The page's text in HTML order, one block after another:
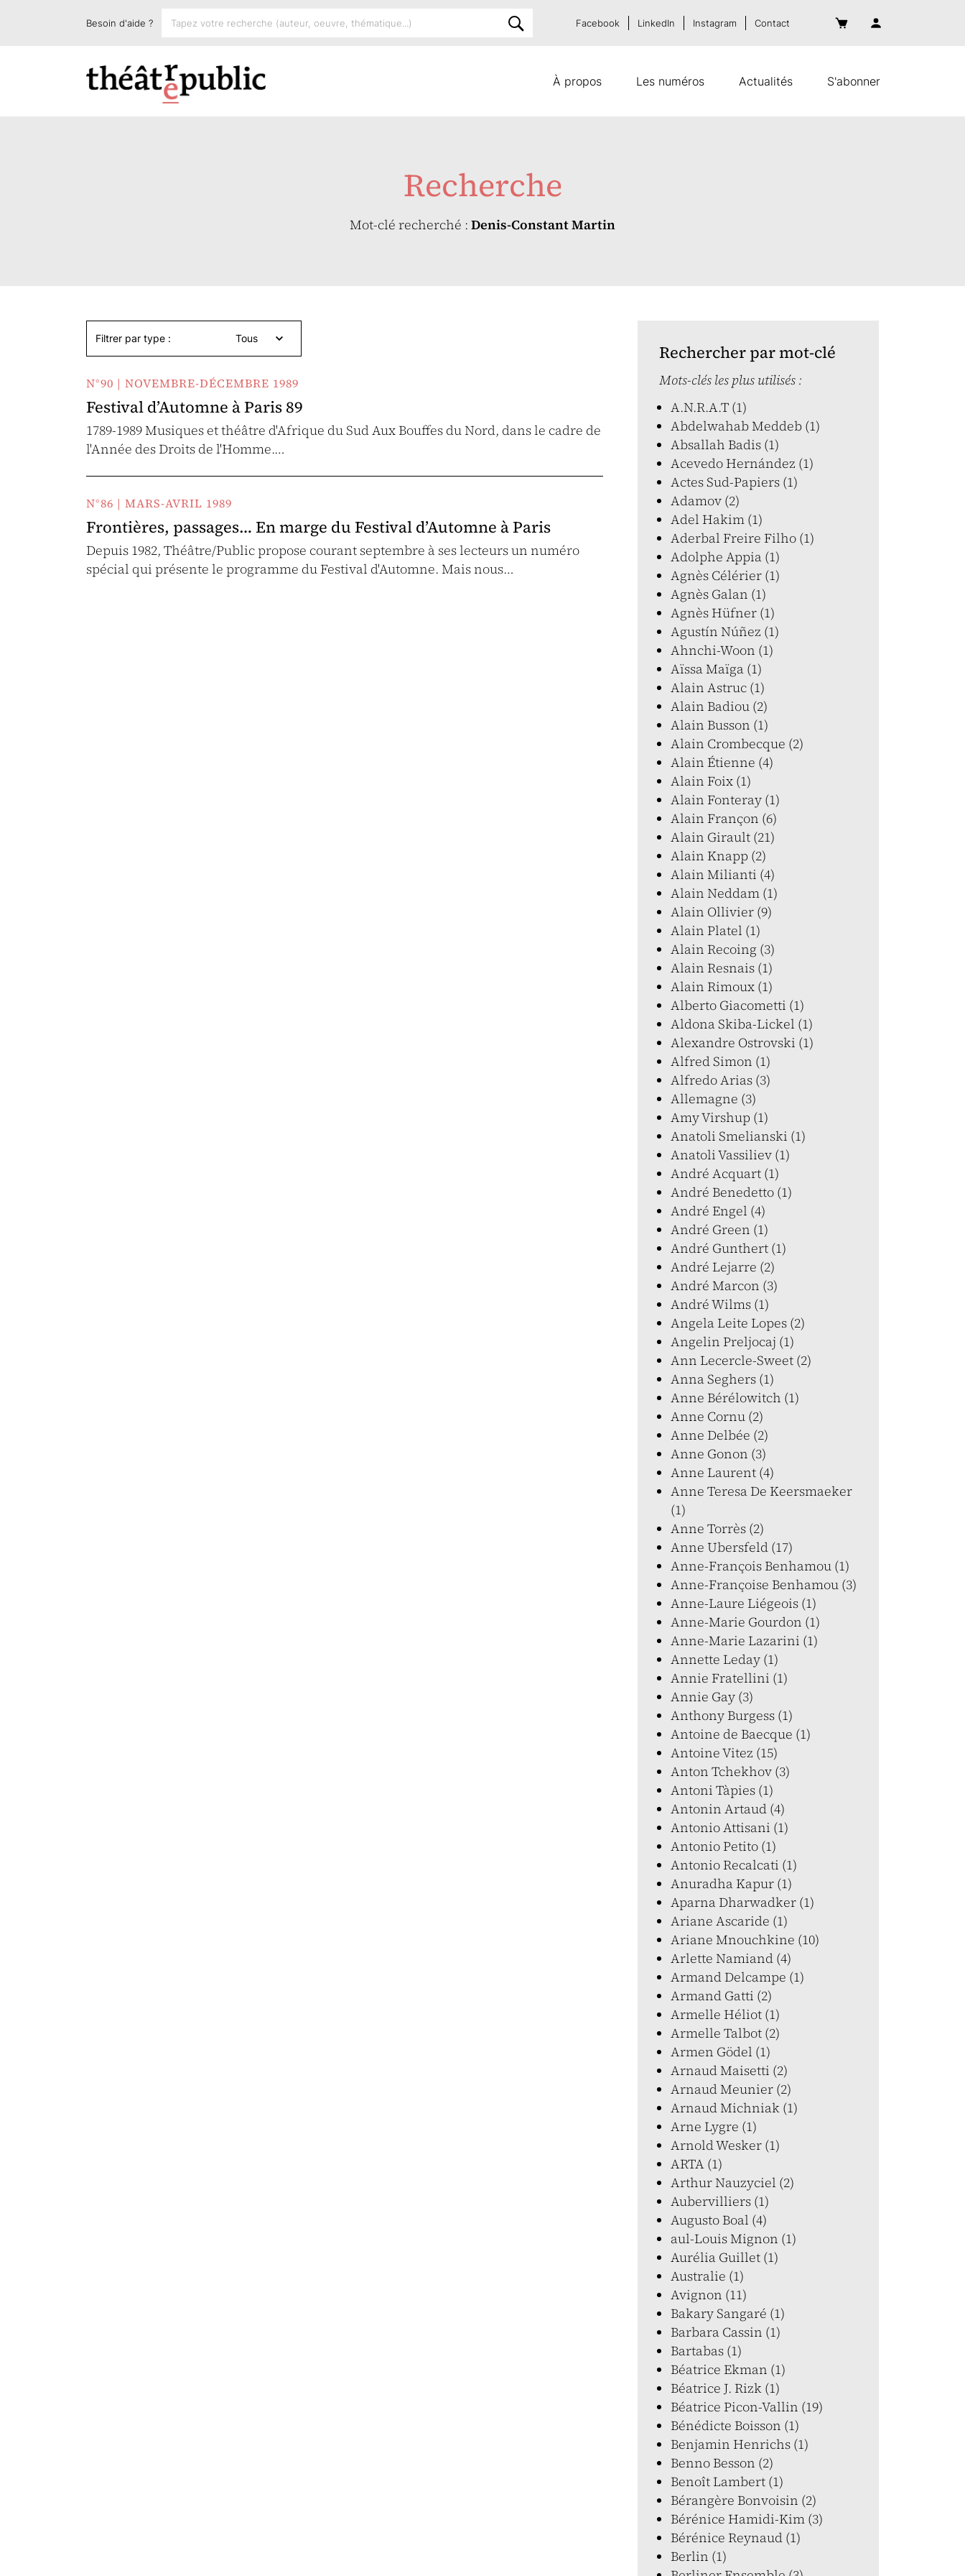
À propos Les numéros Actualités S'abonner
Besoin d'aide ? Facebook LinkedIn Instagram Contact
Recherche
Mot-clé recherché : Denis-Constant Martin
Filtrer par type : Tous
N°90 | NOVEMBRE-DÉCEMBRE 1989
Festival d’Automne à Paris 89
1789-1989 Musiques et théâtre d'Afrique du Sud Aux Bouffes du Nord, dans le cadre de
l'Année des Droits de l'Homme.…
N°86 | MARS-AVRIL 1989
Frontières, passages… En marge du Festival d’Automne à Paris
Depuis 1982, Théâtre/Public propose courant septembre à ses lecteurs un numéro
spécial qui présente le programme du Festival d'Automne. Mais nous…
Rechercher par mot-clé
Mots-clés les plus utilisés :
A.N.R.A.T (1)
Abdelwahab Meddeb (1)
Absallah Badis (1)
Acevedo Hernández (1)
Actes Sud-Papiers (1)
Adamov (2)
Adel Hakim (1)
Aderbal Freire Filho (1)
Adolphe Appia (1)
Agnès Célérier (1)
Agnès Galan (1)
Agnès Hüfner (1)
Agustín Núñez (1)
Ahnchi-Woon (1)
Aïssa Maïga (1)
Alain Astruc (1)
Alain Badiou (2)
Alain Busson (1)
Alain Crombecque (2)
Alain Étienne (4)
Alain Foix (1)
Alain Fonteray (1)
Alain Françon (6)
Alain Girault (21)
Alain Knapp (2)
Alain Milianti (4)
Alain Neddam (1)
Alain Ollivier (9)
Alain Platel (1)
Alain Recoing (3)
Alain Resnais (1)
Alain Rimoux (1)
Alberto Giacometti (1)
Aldona Skiba-Lickel (1)
Alexandre Ostrovski (1)
Alfred Simon (1)
Alfredo Arias (3)
Allemagne (3)
Amy Virshup (1)
Anatoli Smelianski (1)
Anatoli Vassiliev (1)
André Acquart (1)
André Benedetto (1)
André Engel (4)
André Green (1)
André Gunthert (1)
André Lejarre (2)
André Marcon (3)
André Wilms (1)
Angela Leite Lopes (2)
Angelin Preljocaj (1)
Ann Lecercle-Sweet (2)
Anna Seghers (1)
Anne Bérélowitch (1)
Anne Cornu (2)
Anne Delbée (2)
Anne Gonon (3)
Anne Laurent (4)
Anne Teresa De Keersmaeker
(1)
Anne Torrès (2)
Anne Ubersfeld (17)
Anne-François Benhamou (1)
Anne-Françoise Benhamou (3)
Anne-Laure Liégeois (1)
Anne-Marie Gourdon (1)
Anne-Marie Lazarini (1)
Annette Leday (1)
Annie Fratellini (1)
Annie Gay (3)
Anthony Burgess (1)
Antoine de Baecque (1)
Antoine Vitez (15)
Anton Tchekhov (3)
Antoni Tàpies (1)
Antonin Artaud (4)
Antonio Attisani (1)
Antonio Petito (1)
Antonio Recalcati (1)
Anuradha Kapur (1)
Aparna Dharwadker (1)
Ariane Ascaride (1)
Ariane Mnouchkine (10)
Arlette Namiand (4)
Armand Delcampe (1)
Armand Gatti (2)
Armelle Héliot (1)
Armelle Talbot (2)
Armen Gödel (1)
Arnaud Maisetti (2)
Arnaud Meunier (2)
Arnaud Michniak (1)
Arne Lygre (1)
Arnold Wesker (1)
ARTA (1)
Arthur Nauzyciel (2)
Aubervilliers (1)
Augusto Boal (4)
aul-Louis Mignon (1)
Aurélia Guillet (1)
Australie (1)
Avignon (11)
Bakary Sangaré (1)
Barbara Cassin (1)
Bartabas (1)
Béatrice Ekman (1)
Béatrice J. Rizk (1)
Béatrice Picon-Vallin (19)
Bénédicte Boisson (1)
Benjamin Henrichs (1)
Benno Besson (2)
Benoît Lambert (1)
Bérangère Bonvoisin (2)
Bérénice Hamidi-Kim (3)
Bérénice Reynaud (1)
Berlin (1)